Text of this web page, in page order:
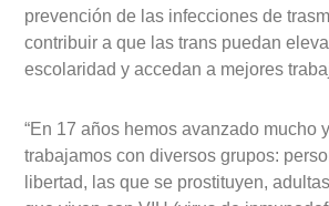
prevención de las infecciones de
contribuir a que las trans puedan
escolaridad y accedan a mejores
“En 17 años hemos avanzado mucho
trabajamos con diversos grupos:
libertad, las que se prostituyen,